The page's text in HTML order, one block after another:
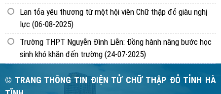
Lan tỏa yêu thương từ một hội viên Chữ thập đỏ giàu nghị
lực (06-08-2025)
Trường THPT Nguyễn Đình Liễn: Đồng hành nâng bước học
sinh khó khăn đến trường (24-07-2025)
© TRANG THÔNG TIN ĐIỆN TỬ CHỮ THẬP ĐỎ TỈNH HÀ